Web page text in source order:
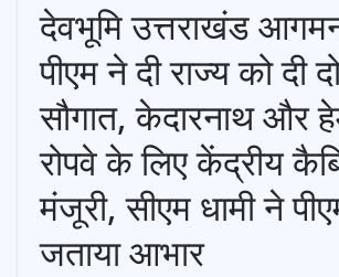
देवभूमि उत्तराखंड
पीएम ने दी राज्य को दी
सौगात, केदारनाथ और
रोपवे के लिए केंद्रीय
मंजूरी, सीएम धामी ने
जताया आभार